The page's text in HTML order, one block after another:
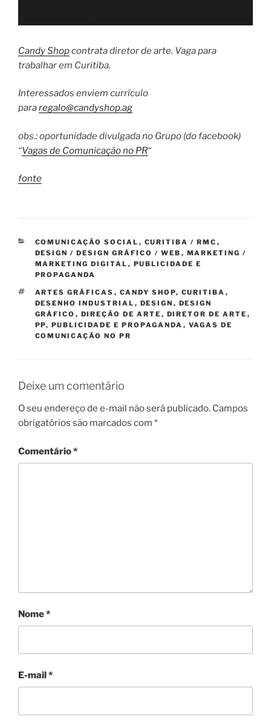
Candy Shopcontrata diretor de arte. Vaga para
trabalhar em Curitiba.
Interessados enviem currículo
pararegalo@candyshop.ag
obs.: oportunidade divulgada no Grupo (do facebook)
“Vagas de Comunicação no PR“
fonte
CATEGORIAS
COMUNICAÇÃO SOCIAL , CURITIBA / RMC ,
DESIGN / DESIGN GRÁFICO / WEB , MARKETING /
MARKETING DIGITAL , PUBLICIDADE E
PROPAGANDA
TAGS
ARTES GRÁFICAS , CANDY SHOP, CURITIBA ,
DESENHO INDUSTRIAL , DESIGN , DESIGN
GRÁFICO , DIREÇÃO DE ARTE , DIRETOR DE ARTE ,
PP, PUBLICIDADE E PROPAGANDA , VAGAS DE
COMUNICAÇÃO NO PR
Deixe um comentário
O seu endereço de e-mail não será publicado. Campos
obrigatórios são marcados com *
Comentário*
Nome*
E-mail*